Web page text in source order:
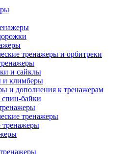
тренажеры и орбитреки
и сайклы
и климберы
и дополнения к тренажерам
байки
тренажеры
тренажеры